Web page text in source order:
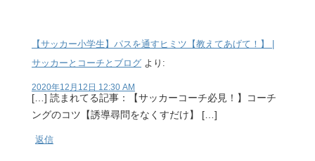
【サッカー小学生】パスを通すヒミツ【教えてあげて！】 |
サッカーとコーチとブログ より:
2020年12月12日 12:30 AM
[…] 読まれてる記事：【サッカーコーチ必見！】コーチ
ングのコツ【誘導尋問をなくすだけ】 […]
返信